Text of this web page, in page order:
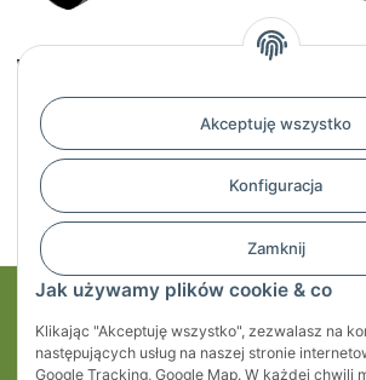
Akceptuję wszystko
Konfiguracja
Zamknij
Jak używamy plików cookie & co
Klikając "Akceptuję wszystko", zezwalasz na
następujących usług na naszej stronie
Google Tracking, Google Map. W każdej chwili
Wtyczka 3-pinowa 13-3093-
40,45 zł
Gniazdo
Regulaminy